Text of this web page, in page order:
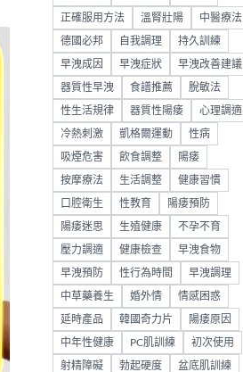
正確服用方法 溫腎壯陽 中醫療法
德國必邦 自我調理 持久訓練
早洩成因 早洩症狀 早洩改善建議
器質性早洩 食譜推薦 脫敏法
性生活規律 器質性陽痿 心理調適
冷熱刺激 凱格爾運動 性病
吸煙危害 飲食調整 陽痿
按摩療法 生活調整 健康習慣
口腔衛生 性教育 陽痿預防
陽痿迷思 生殖健康 不孕不育
壓力調適 健康檢查 早洩食物
早洩預防 性行為時間 早洩調理
中草藥養生 婚外情 情感困惑
延時產品 韓國奇力片 陽痿原因
中年性健康 PC肌訓練 初次使用
射精障礙 勃起硬度 盆底肌訓練